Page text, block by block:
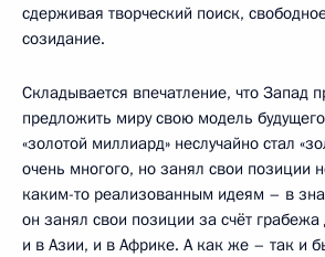
сдерживая творческий поиск,
созидание.
Складывается впечатление, что Запад
предложить миру свою модель
«золотой миллиард» неслучайно стал
очень многого, но занял свои позиции
каким-то реализованным идеям – в
он занял свои позиции за счёт грабежа
и в Азии, и в Африке. А как же – так и